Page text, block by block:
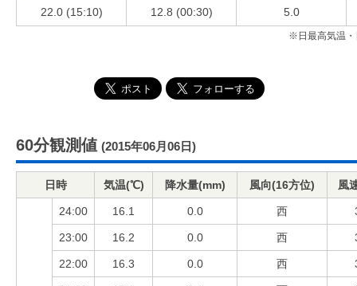
22.0 (15:10) 12.8 (00:30) 5.0
※日最高気温・
60分観測値 (2015年06月06日)
日時 気温(℃) 降水量(mm) 風向(16方位) 風
24:00 16.1 0.0 西
23:00 16.2 0.0 西
22:00 16.3 0.0 西